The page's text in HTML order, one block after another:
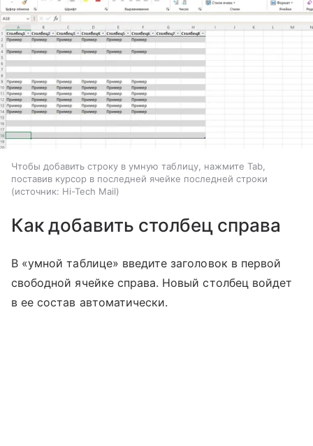
Чтобы добавить строку в умную таблицу, нажмите Tab,
поставив курсор в последней ячейке последней строки
источник: Hi-Tech Mail
Как добавить столбец справа
В «умной таблице» введите заголовок в первой
свободной ячейке справа. Новый столбец войдет
в ее состав автоматически.